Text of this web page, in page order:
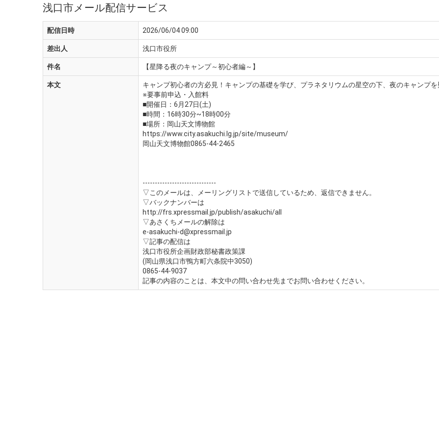
浅口市メール配信サービス
配信日時 2026/06/04 09:00
差出人 浅口市役所
件名 【星降る夜のキャンプ～初心者編～】
本文
キャンプ初心者の方必見！キャンプの基礎を学び、プラネタリウムの星空の下、夜のキャンプを
※要事前申込・入館料
■開催日：6月27日(土)
■時間：16時30分~18時00分
■場所：岡山天文博物館
https://www.city.asakuchi.lg.jp/site/museum/
岡山天文博物館0865-44-2465
------------------------------
▽このメールは、メーリングリストで送信しているため、返信できません。
▽バックナンバーは
http://frs.xpressmail.jp/publish/asakuchi/all
▽あさくちメールの解除は
e-asakuchi-d@xpressmail.jp
▽記事の配信は
浅口市役所企画財政部秘書政策課
(岡山県浅口市鴨方町六条院中3050)
0865-44-9037
記事の内容のことは、本文中の問い合わせ先までお問い合わせください。